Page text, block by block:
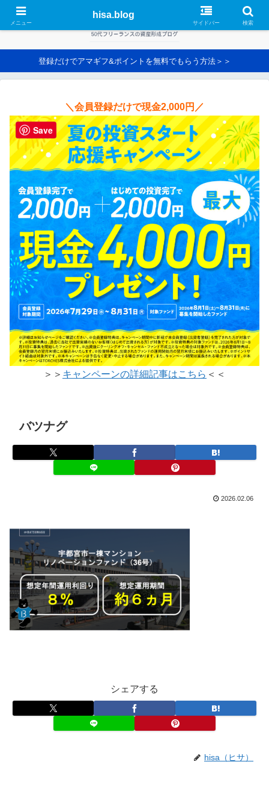
登録だけでアマギフ&ポイントを無料でもらう方法＞＞
＼会員登録だけで現金2,000円／
＞＞ キャンペーンの詳細記事はこちら ＜＜
バツナグ
2026.02.06
シェアする
hisa（ヒサ）
メニュー
hisa.blog
サイドバー 検索
Save